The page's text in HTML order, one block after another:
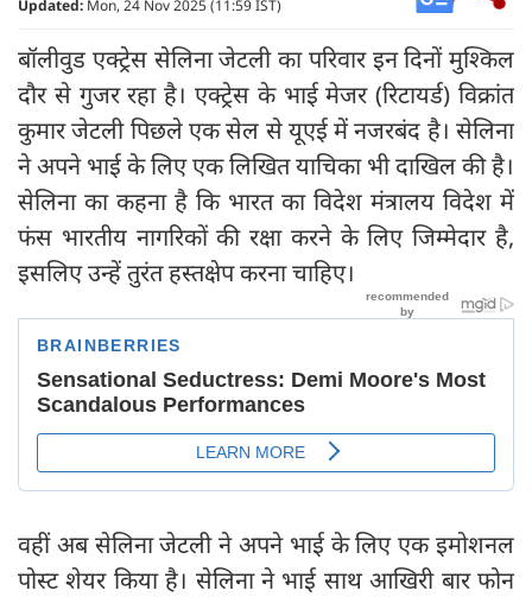
Updated: Mon, 24 Nov 2025 (11:59 IST)
बॉलीवुड एक्ट्रेस सेलिना जेटली का परिवार इन दिनों मुश्किल
दौर से गुजर रहा है। एक्ट्रेस के भाई मेजर (रिटायर्ड) विक्रांत
कुमार जेटली पिछले एक सेल से यूएई में नजरबंद है। सेलिना
ने अपने भाई के लिए एक लिखित याचिका भी दाखिल की है।
सेलिना का कहना है कि भारत का विदेश मंत्रालय विदेश में
फंस भारतीय नागरिकों की रक्षा करने के लिए जिम्मेदार है,
इसलिए उन्हें तुरंत हस्तक्षेप करना चाहिए।
वहीं अब सेलिना जेटली ने अपने भाई के लिए एक इमोशनल
पोस्ट शेयर किया है। सेलिना ने भाई साथ आखिरी बार फोन